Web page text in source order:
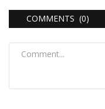
COMMENTS (0)